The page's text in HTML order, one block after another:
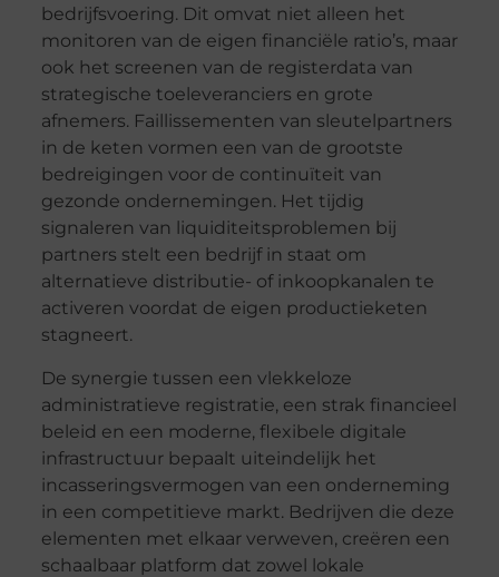
bedrijfsvoering. Dit omvat niet alleen het
monitoren van de eigen financiële ratio’s, maar
ook het screenen van de registerdata van
strategische toeleveranciers en grote
afnemers. Faillissementen van sleutelpartners
in de keten vormen een van de grootste
bedreigingen voor de continuïteit van
gezonde ondernemingen. Het tijdig
signaleren van liquiditeitsproblemen bij
partners stelt een bedrijf in staat om
alternatieve distributie- of inkoopkanalen te
activeren voordat de eigen productieketen
stagneert.
De synergie tussen een vlekkeloze
administratieve registratie, een strak financieel
beleid en een moderne, flexibele digitale
infrastructuur bepaalt uiteindelijk het
incasseringsvermogen van een onderneming
in een competitieve markt. Bedrijven die deze
elementen met elkaar verweven, creëren een
schaalbaar platform dat zowel lokale